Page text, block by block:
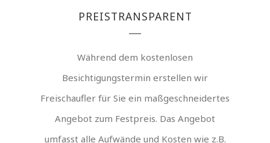
PREISTRANSPARENT
Während dem kostenlosen
Besichtigungstermin erstellen wir
Freischaufler für Sie ein maßgeschneidertes
Angebot zum Festpreis. Das Angebot
umfasst alle Aufwände und Kosten wie z.B.